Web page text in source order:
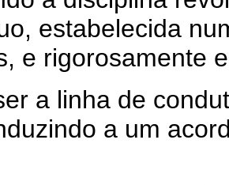
estabelecida
e rigorosamente
a linha de
a um